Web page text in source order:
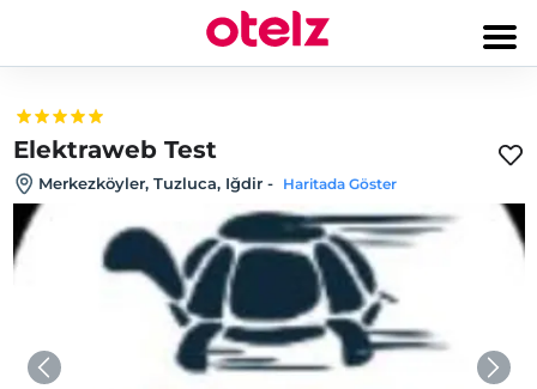
Elektraweb Test
Merkezköyler, Tuzluca, Iğdir - Haritada Göster